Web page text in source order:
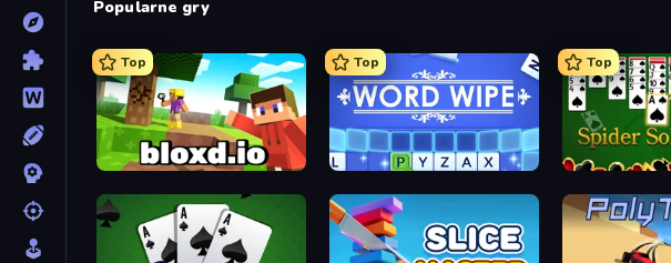
Popularne gry
Top
Bloxd.io
Top
Word Wipe
Top
Spider Solitaire